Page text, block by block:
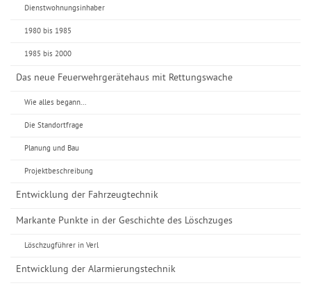
Dienstwohnungsinhaber
1980 bis 1985
1985 bis 2000
Das neue Feuerwehrgerätehaus mit Rettungswache
Wie alles begann...
Die Standortfrage
Planung und Bau
Projektbeschreibung
Entwicklung der Fahrzeugtechnik
Markante Punkte in der Geschichte des Löschzuges
Löschzugführer in Verl
Entwicklung der Alarmierungstechnik